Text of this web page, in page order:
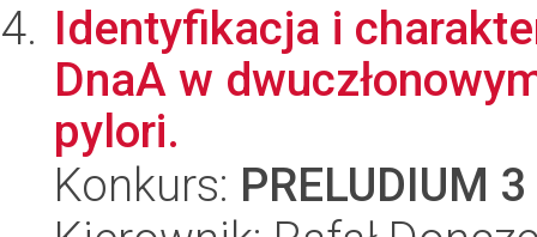
Identyfikacja i
DnaA w
pylori.
Konkurs: PRELUDIUM 3